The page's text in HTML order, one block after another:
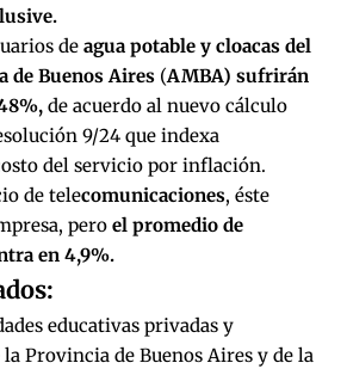
de agua potable y cloacas del
de Buenos Aires (AMBA) sufrirán
de acuerdo al nuevo cálculo
9/24 que indexa
del servicio por inflación.
de telecomunicaciones, éste
pero el promedio de
en 4,9%.
educativas privadas y
Provincia de Buenos Aires y de la